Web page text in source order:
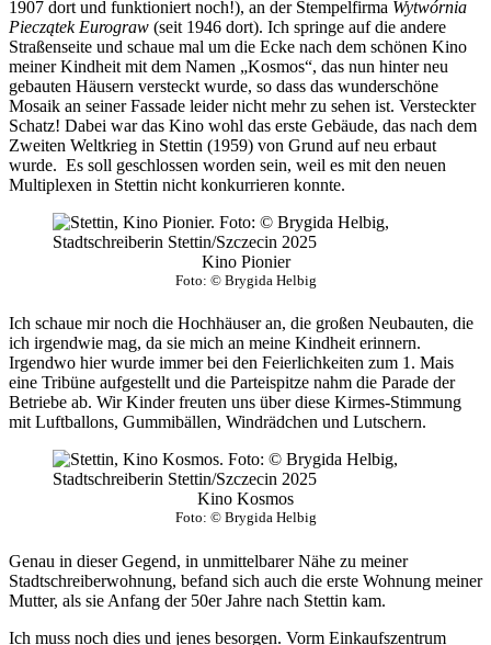
1907 dort und funktioniert noch!), an der Stempelfirma Wytwórnia
Pieczątek Eurograw (seit 1946 dort). Ich springe auf die andere
Straßenseite und schaue mal um die Ecke nach dem schönen Kino
meiner Kindheit mit dem Namen „Kosmos“, das nun hinter neu
gebauten Häusern versteckt wurde, so dass das wunderschöne
Mosaik an seiner Fassade leider nicht mehr zu sehen ist. Versteckter
Schatz! Dabei war das Kino wohl das erste Gebäude, das nach dem
Zweiten Weltkrieg in Stettin (1959) von Grund auf neu erbaut
wurde. Es soll geschlossen worden sein, weil es mit den neuen
Multiplexen in Stettin nicht konkurrieren konnte.
Kino Pionier
Foto: © Brygida Helbig
Ich schaue mir noch die Hochhäuser an, die großen Neubauten, die
ich irgendwie mag, da sie mich an meine Kindheit erinnern.
Irgendwo hier wurde immer bei den Feierlichkeiten zum 1. Mais
eine Tribüne aufgestellt und die Parteispitze nahm die Parade der
Betriebe ab. Wir Kinder freuten uns über diese Kirmes-Stimmung
mit Luftballons, Gummibällen, Windrädchen und Lutschern.
Kino Kosmos
Foto: © Brygida Helbig
Genau in dieser Gegend, in unmittelbarer Nähe zu meiner
Stadtschreiberwohnung, befand sich auch die erste Wohnung meiner
Mutter, als sie Anfang der 50er Jahre nach Stettin kam.
Ich muss noch dies und jenes besorgen. Vorm Einkaufszentrum